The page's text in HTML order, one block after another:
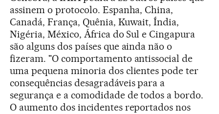
assinem o protocolo. Espanha, China,
Canadá, França, Quênia, Kuwait, Índia,
Nigéria, México, África do Sul e Cingapura
são alguns dos países que ainda não o
fizeram. "O comportamento antissocial de
uma pequena minoria dos clientes pode ter
consequências desagradáveis para a
segurança e a comodidade de todos a bordo.
O aumento dos incidentes reportados nos